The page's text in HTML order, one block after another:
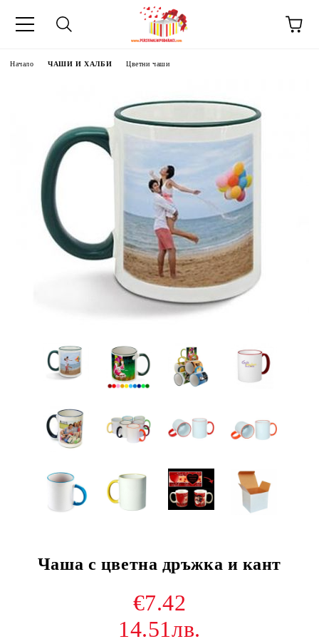
Начало ЧАШИ И ХАЛБИ Цветни чаши
Чаша с цветна дръжка и кант
€7.42
14.51лв.